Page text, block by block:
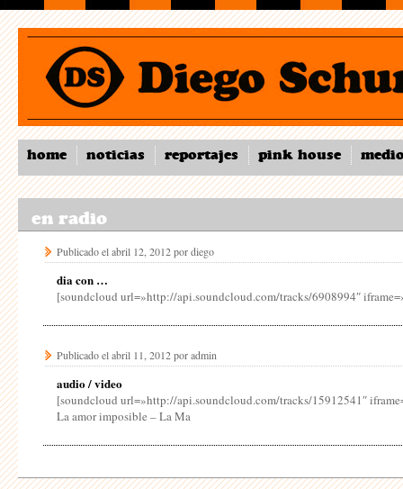
home noticias reportajes pink house
en radio
Publicado elabril 12, 2012pordiego
dia con …
[soundcloud url=»http://api.soundcloud.com/tracks/6908994″
Publicado elabril 11, 2012poradmin
audio / video
[soundcloud url=»http://api.soundcloud.com/tracks/15912541″
La amor imposible – La Ma